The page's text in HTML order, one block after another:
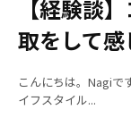
【経験談
取をして
こんにちは。Nagiで
イフスタイル...